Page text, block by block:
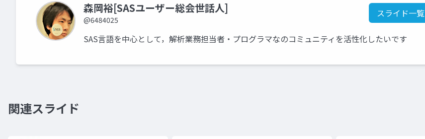
森岡裕[SASユーザー総会世話人]
@6484025
スライド一覧
SAS言語を中心として，解析業務担当者・プログラマなのコミュニティを活性化したいです
関連スライド